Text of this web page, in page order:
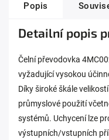
Popis
Detailní popis
Čelní převodovka
vyžadující vysokou
Díky široké škále
průmyslové použití
systémů. Uchycení lze
výstupních/vstupních